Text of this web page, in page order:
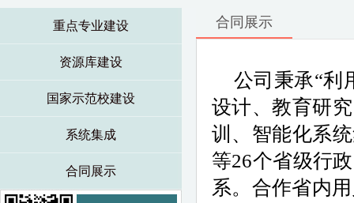
重点专业建设
资源库建设
国家示范校建设
系统集成
合同展示
合同展示
公司秉承“利
设计、教育研
训、智能化系
等26个省级行
系。合作省内